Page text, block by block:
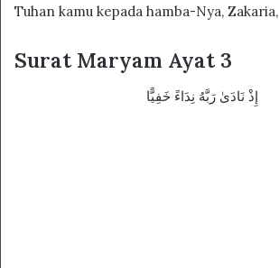
Tuhan kamu kepada hamba-Nya, Zakaria,
Surat Maryam Ayat 3
إِذْ نَادَىٰ رَبَّهُ نِدَاءً خَفِيًّا